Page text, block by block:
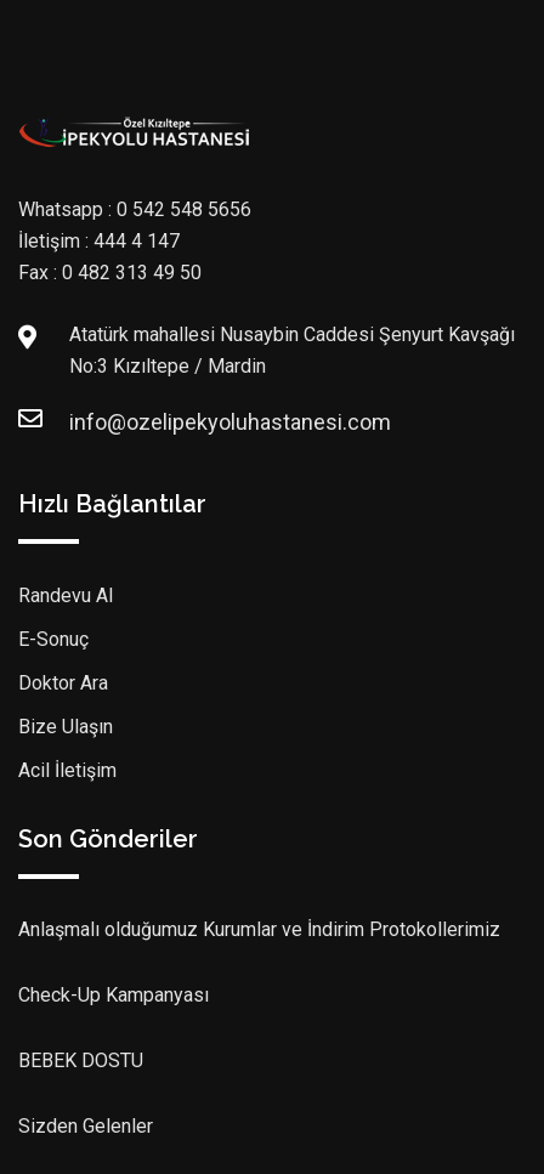
Whatsapp : 0 542 548 5656
İletişim : 444 4 147
Fax : 0 482 313 49 50
Atatürk mahallesi Nusaybin Caddesi Şenyurt Kavşağı
No:3 Kızıltepe / Mardin
info@ozelipekyoluhastanesi.com
Hızlı Bağlantılar
Randevu Al
E-Sonuç
Doktor Ara
Bize Ulaşın
Acil İletişim
Son Gönderiler
Anlaşmalı olduğumuz Kurumlar ve İndirim Protokollerimiz
Check-Up Kampanyası
BEBEK DOSTU
Sizden Gelenler